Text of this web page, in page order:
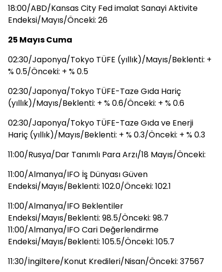
18:00/ABD/Kansas City Fed imalat Sanayi Aktivite
Endeksi/Mayıs/Önceki: 26
25 Mayıs Cuma
02:30/Japonya/Tokyo TÜFE (yıllık)/Mayıs/Beklenti: +
% 0.5/Önceki: + % 0.5
02:30/Japonya/Tokyo TÜFE-Taze Gıda Hariç
(yıllık)/Mayıs/Beklenti: + % 0.6/Önceki: + % 0.6
02:30/Japonya/Tokyo TÜFE-Taze Gıda ve Enerji
Hariç (yıllık)/Mayıs/Beklenti: + % 0.3/Önceki: + % 0.3
11:00/Rusya/Dar Tanımlı Para Arzı/18 Mayıs/Önceki:
11:00/Almanya/IFO İş Dünyası Güven
Endeksi/Mayıs/Beklenti: 102.0/Önceki: 102.1
11:00/Almanya/IFO Beklentiler
Endeksi/Mayıs/Beklenti: 98.5/Önceki: 98.7
11:00/Almanya/IFO Cari Değerlendirme
Endeksi/Mayıs/Beklenti: 105.5/Önceki: 105.7
11:30/İngiltere/Konut Kredileri/Nisan/Önceki: 37567